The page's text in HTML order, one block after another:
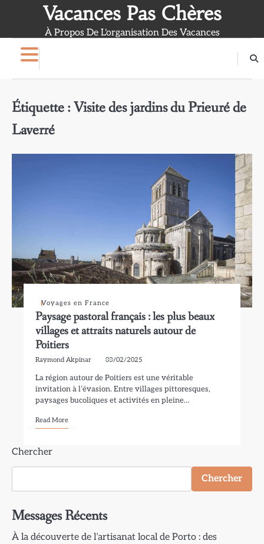
Vacances Pas Chères
À Propos De L'organisation Des Vacances
Étiquette :Visite des jardins du Prieuré de
Laverré
Voyages en France
Paysage pastoral français : les plus beaux
villages et attraits naturels autour de
Poitiers
Raymond Akpinar 03/02/2025
La région autour de Poitiers est une véritable
invitation à l’évasion. Entre villages pittoresques,
paysages bucoliques et activités en pleine…
Read More
Chercher
Chercher
Messages Récents
À la découverte de l’artisanat local de Porto : des